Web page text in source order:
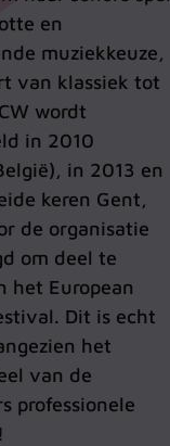
en
muziekkeuze,
van klassiek tot
wordt
in 2010
in 2013 en
keren Gent,
de organisatie
om deel te
het European
Dit is echt
het
van de
professionele